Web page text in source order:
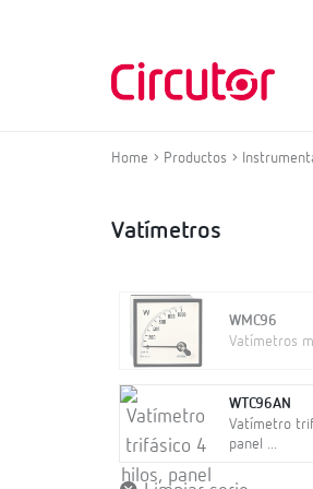
Home Productos
Vatímetros
WMC96
Vatímetros
WTC96AN
Vatímetro
panel ...